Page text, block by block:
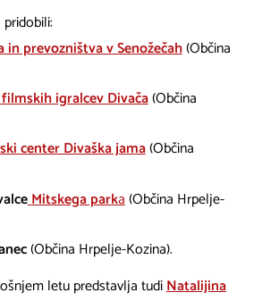
prevozništva v Senožečah(Občina
igralcev Divača(Občina
center Divaška jama(Občina
Mitskega parka(Občina Hrpelje-
(Občina Hrpelje-Kozina).
letu predstavlja tudiNatalijina